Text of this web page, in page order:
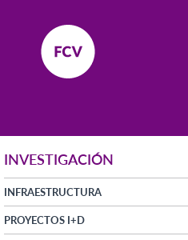
INVESTIGACIÓN
INFRAESTRUCTURA
PROYECTOS I+D